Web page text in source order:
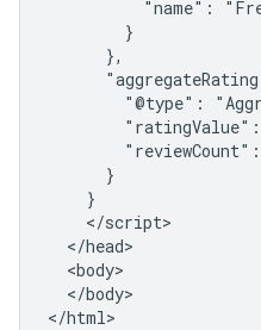
"name":
        }
      },
"@type":
"ratingValue":
      }
    }
    </script>
  </head>
  <body>
  </body>
</html>